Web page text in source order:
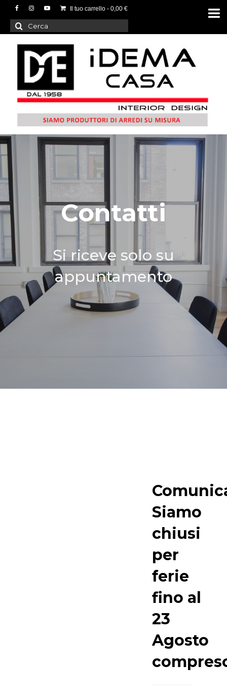
Il tuo carrello - 0,00 €
Cerca:
Contatti
Contatti
Si riceve solo su
appuntamento
Siamo
chiusi
per
ferie
fino al
23
Agosto